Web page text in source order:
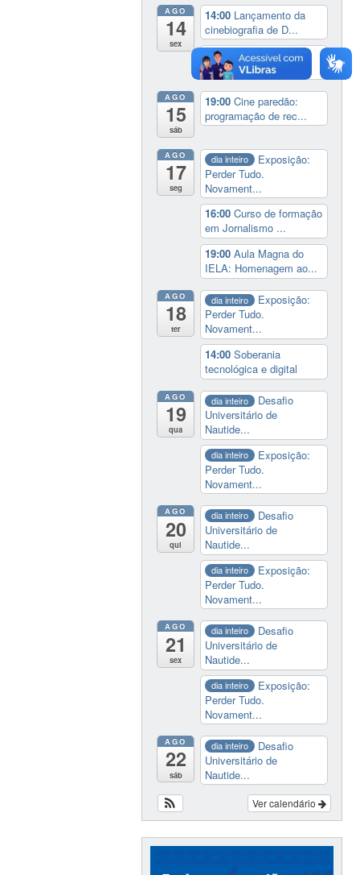
AGO
14
sex
14:00 Lançamento da
cinebiografia de D...
19:00
Cine paredão:
programação de rec...
AGO
15
sáb
19:00Cine paredão:
programação de rec...
AGO
17
seg
dia inteiro
Exposição:
Perder Tudo.
Novament...
16:00Curso de formação
em Jornalismo ...
19:00Aula Magna do
IELA: Homenagem ao...
AGO
18
ter
dia inteiro
Exposição:
Perder Tudo.
Novament...
14:00Soberania
tecnológica e digital
AGO
19
qua
dia inteiro
Desafio
Universitário de
Nautide...
dia inteiro
Exposição:
Perder Tudo.
Novament...
AGO
20
qui
dia inteiro
Desafio
Universitário de
Nautide...
dia inteiro
Exposição:
Perder Tudo.
Novament...
AGO
21
sex
dia inteiro
Desafio
Universitário de
Nautide...
dia inteiro
Exposição:
Perder Tudo.
Novament...
AGO
22
sáb
dia inteiro
Desafio
Universitário de
Nautide...
Ver calendário